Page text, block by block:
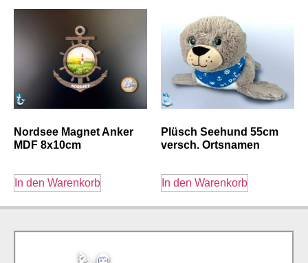
Nordsee Magnet Anker
MDF 8x10cm
In den Warenkorb
Plüsch Seehund 55cm
versch. Ortsnamen
In den Warenkorb